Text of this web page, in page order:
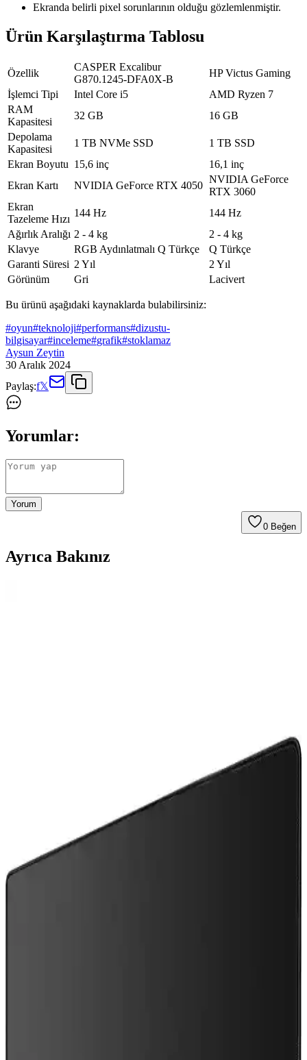
Ekranda belirli pixel sorunlarının olduğu gözlemlenmiştir.
Ürün Karşılaştırma Tablosu
Özellik
CASPER Excalibur
G870.1245-DFA0X-B
HP Victus Gaming
İşlemci Tipi
Intel Core i5
AMD Ryzen 7
RAM
Kapasitesi
32 GB
16 GB
Depolama
Kapasitesi
1 TB NVMe SSD
1 TB SSD
Ekran Boyutu 15,6 inç
16,1 inç
Ekran Kartı
NVIDIA GeForce RTX 4050
NVIDIA GeForce
RTX 3060
Ekran
Tazeleme Hızı
144 Hz
144 Hz
Ağırlık Aralığı 2 - 4 kg
2 - 4 kg
Klavye
RGB Aydınlatmalı Q Türkçe
Q Türkçe
Garanti Süresi 2 Yıl
2 Yıl
Görünüm
Gri Lacivert
Bu ürünü aşağıdaki kaynaklarda bulabilirsiniz:
#oyun#teknoloji#performans#dizustu-
bilgisayar#inceleme#grafik#stoklamaz
Aysun Zeytin
30 Aralık 2024
Paylaş:f𝕏
Yorumlar:
Yorum
0 Beğen
Ayrıca Bakınız
Ayaneo Next 2, RTX 4070 grafik kartı ve 128 GB RAM ile yüksek
performans sunarken, 4.200 dolarlık fiyatı ve 1.424 gram ağırlığıyla
AMD Athlon ve PC İşlemcilerinde Gigahertz
Çağının Başlangıcı: 2000 Yılı Teknoloji Dönüm
2000 yılında AMD Athlon, 1 GHz hızını aşarak Intel'e karşı
performans avantajı sağladı. Overclocking ve teknolojik gelişmelerle
işlemci dünyasında yeni bir çağ başladı.